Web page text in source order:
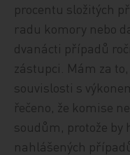
procentu složitých
radu komory nebo
dvanácti případů
zástupci. Mám za
souvislosti s
řečeno, že komise
soudům, protože by
nahlášených